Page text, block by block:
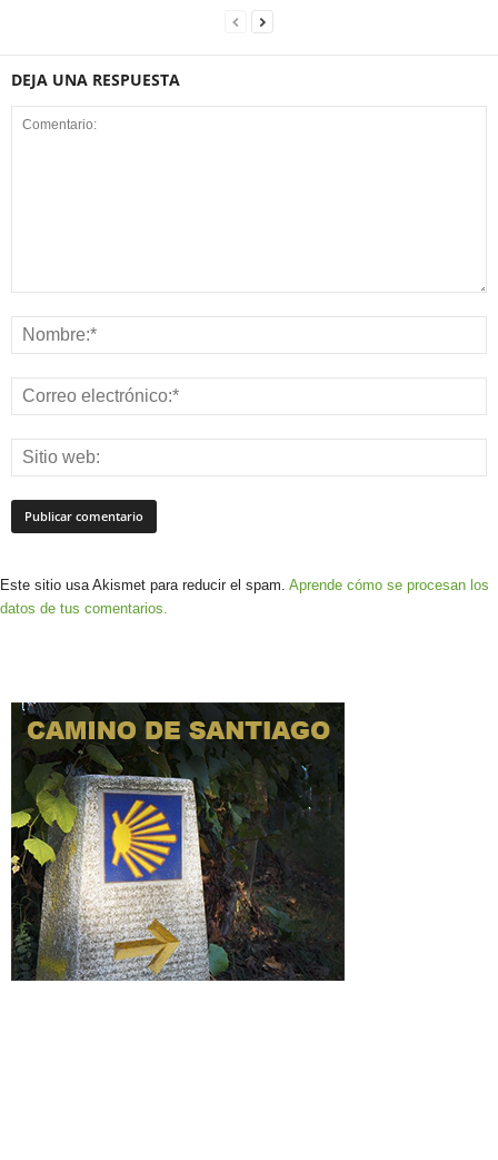
DEJA UNA RESPUESTA
Este sitio usa Akismet para reducir el spam. Aprende cómo se procesan los
datos de tus comentarios.